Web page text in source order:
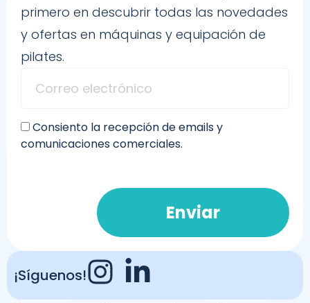
primero en descubrir todas las novedades
y ofertas en máquinas y equipación de
pilates.
Consiento la recepción de emails y
comunicaciones comerciales.
Enviar
¡Síguenos!